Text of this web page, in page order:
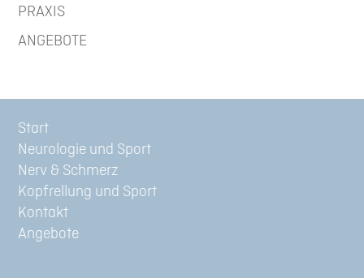
PRAXIS
ANGEBOTE
Start
Neurologie und Sport
Nerv & Schmerz
Kopfrellung und Sport
Kontakt
Angebote